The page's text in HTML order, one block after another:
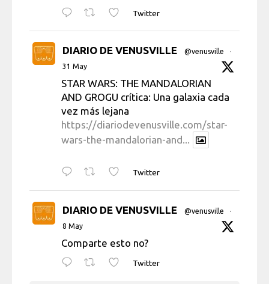
Twitter
DIARIO DE VENUSVILLE @venusville
·
31 May
STAR WARS: THE MANDALORIAN
AND GROGU crítica: Una galaxia cada
vez más lejana
https://diariodevenusville.com/star-
wars-the-mandalorian-and...
Twitter
DIARIO DE VENUSVILLE @venusville
·
8 May
Comparte esto no?
Twitter